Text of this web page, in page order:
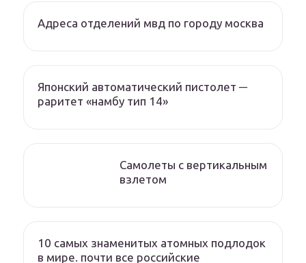
Адреса отделений мвд по городу москва
Японский автоматический пистолет ─
раритет «намбу тип 14»
Самолеты с вертикальным
взлетом
10 самых знаменитых атомных подлодок
в мире. почти все российские